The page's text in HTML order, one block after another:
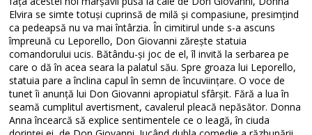
Elvira se simte totuși cuprinsă de milă și compasiune, presimțind
ca pedeapsă nu va mai întârzia. În cimitirul unde s-a ascuns
împreună cu Leporello, Don Giovanni zărește statuia
comandorului ucis. Bătându-și joc de el, îl invită la serbarea pe
care o dă în acea seara la palatul său. Spre groaza lui Leporello,
statuia pare a înclina capul în semn de încuviințare. O voce de
tunet îi anunță lui Don Giovanni apropiatul sfârșit. Fără a lua în
seamă cumplitul avertisment, cavalerul pleacă nepăsător. Donna
Anna încearcă să explice sentimentele ce o leagă, în ciuda